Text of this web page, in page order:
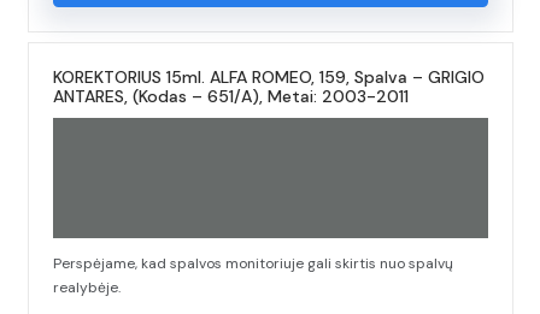
KOREKTORIUS 15ml. ALFA ROMEO, 159, Spalva – GRIGIO
ANTARES, (Kodas – 651/A), Metai: 2003-2011
Perspėjame, kad spalvos monitoriuje gali skirtis nuo spalvų
realybėje.